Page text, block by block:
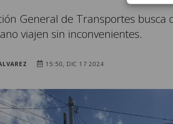
General de Transportes
viajen sin inconvenientes.
15:50, DIC 17 2024